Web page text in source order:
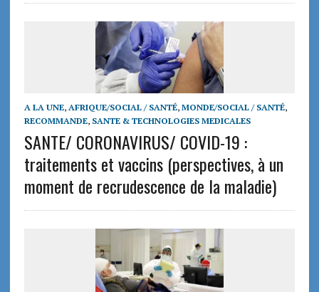
A LA UNE, AFRIQUE/SOCIAL / SANTÉ, MONDE/SOCIAL / SANTÉ,
RECOMMANDE, SANTE & TECHNOLOGIES MEDICALES
SANTE/ CORONAVIRUS/ COVID-19 :
traitements et vaccins (perspectives, à un
moment de recrudescence de la maladie)